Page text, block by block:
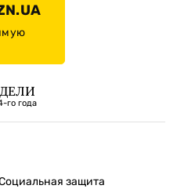
го года
защита